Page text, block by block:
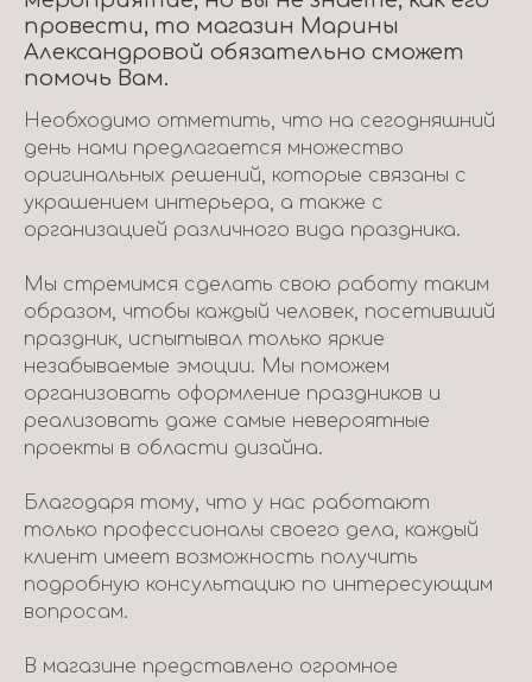
провести, то магазин Марины
Александровой обязательно сможет
помочь Вам.
Необходимо отметить, что на сегодняшний
день нами предлагается множество
оригинальных решений, которые связаны с
украшением интерьера, а также с
организацией различного вида праздника.
Мы стремимся сделать свою работу таким
образом, чтобы каждый человек, посетивший
праздник, испытывал только яркие
незабываемые эмоции. Мы поможем
организовать оформление праздников и
реализовать даже самые невероятные
проекты в области дизайна.
Благодаря тому, что у нас работают
только профессионалы своего дела, каждый
клиент имеет возможность получить
подробную консультацию по интересующим
вопросам.
В магазине представлено огромное